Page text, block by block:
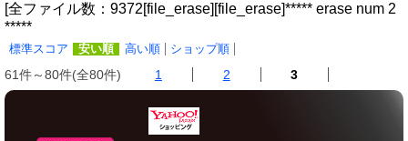
[全ファイル数：9372[file_erase][file_erase]***** erase num 2
*****
標準スコア 安い順 高い順 ショップ順
61件～80件(全80件) 1 2 3